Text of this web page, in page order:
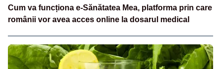
Cum va funcționa e-Sănătatea Mea, platforma prin care
românii vor avea acces online la dosarul medical